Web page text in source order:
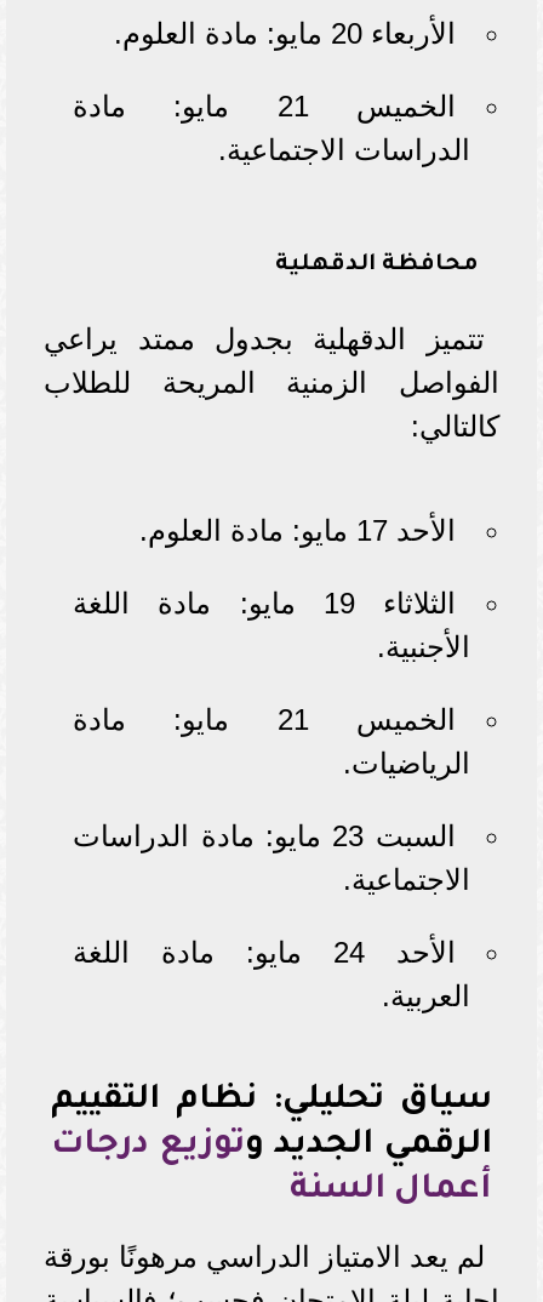
الأربعاء 20 مايو: مادة العلوم.
الخميس 21 مايو: مادة
الدراسات الاجتماعية.
محافظة الدقهلية
تتميز الدقهلية بجدول ممتد يراعي
الفواصل الزمنية المريحة للطلاب
كالتالي:
الأحد 17 مايو: مادة العلوم.
الثلاثاء 19 مايو: مادة اللغة
الأجنبية.
الخميس 21 مايو: مادة
الرياضيات.
السبت 23 مايو: مادة الدراسات
الاجتماعية.
الأحد 24 مايو: مادة اللغة
العربية.
سياق تحليلي: نظام التقييم
الرقمي الجديد وتوزيع درجات
أعمال السنة
لم يعد الامتياز الدراسي مرهونًا بورقة